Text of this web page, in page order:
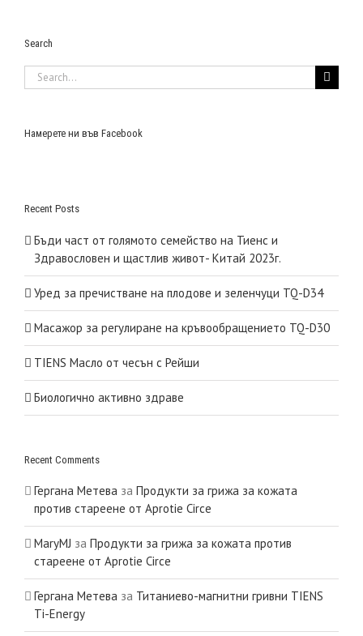
Search
Search
for:
Намерете ни във Facebook
Recent Posts
Бъди част от голямото семейство на Тиенс и
Здравословен и щастлив живот- Китай 2023г.
Уред за пречистване на плодове и зеленчуци TQ-D34
Масажор за регулиране на кръвообращението TQ-D30
TIENS Масло от чесън с Рейши
Биологично активно здраве
Recent Comments
Гергана Метева за Продукти за грижа за кожата
против стареене от Aprotie Circe
MaryMJ за Продукти за грижа за кожата против
стареене от Aprotie Circe
Гергана Метева за Титаниево-магнитни гривни TIENS
Ti-Energy